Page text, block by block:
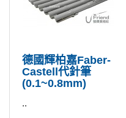
德國輝柏嘉Faber-
Castell代針筆
(0.1~0.8mm)
..